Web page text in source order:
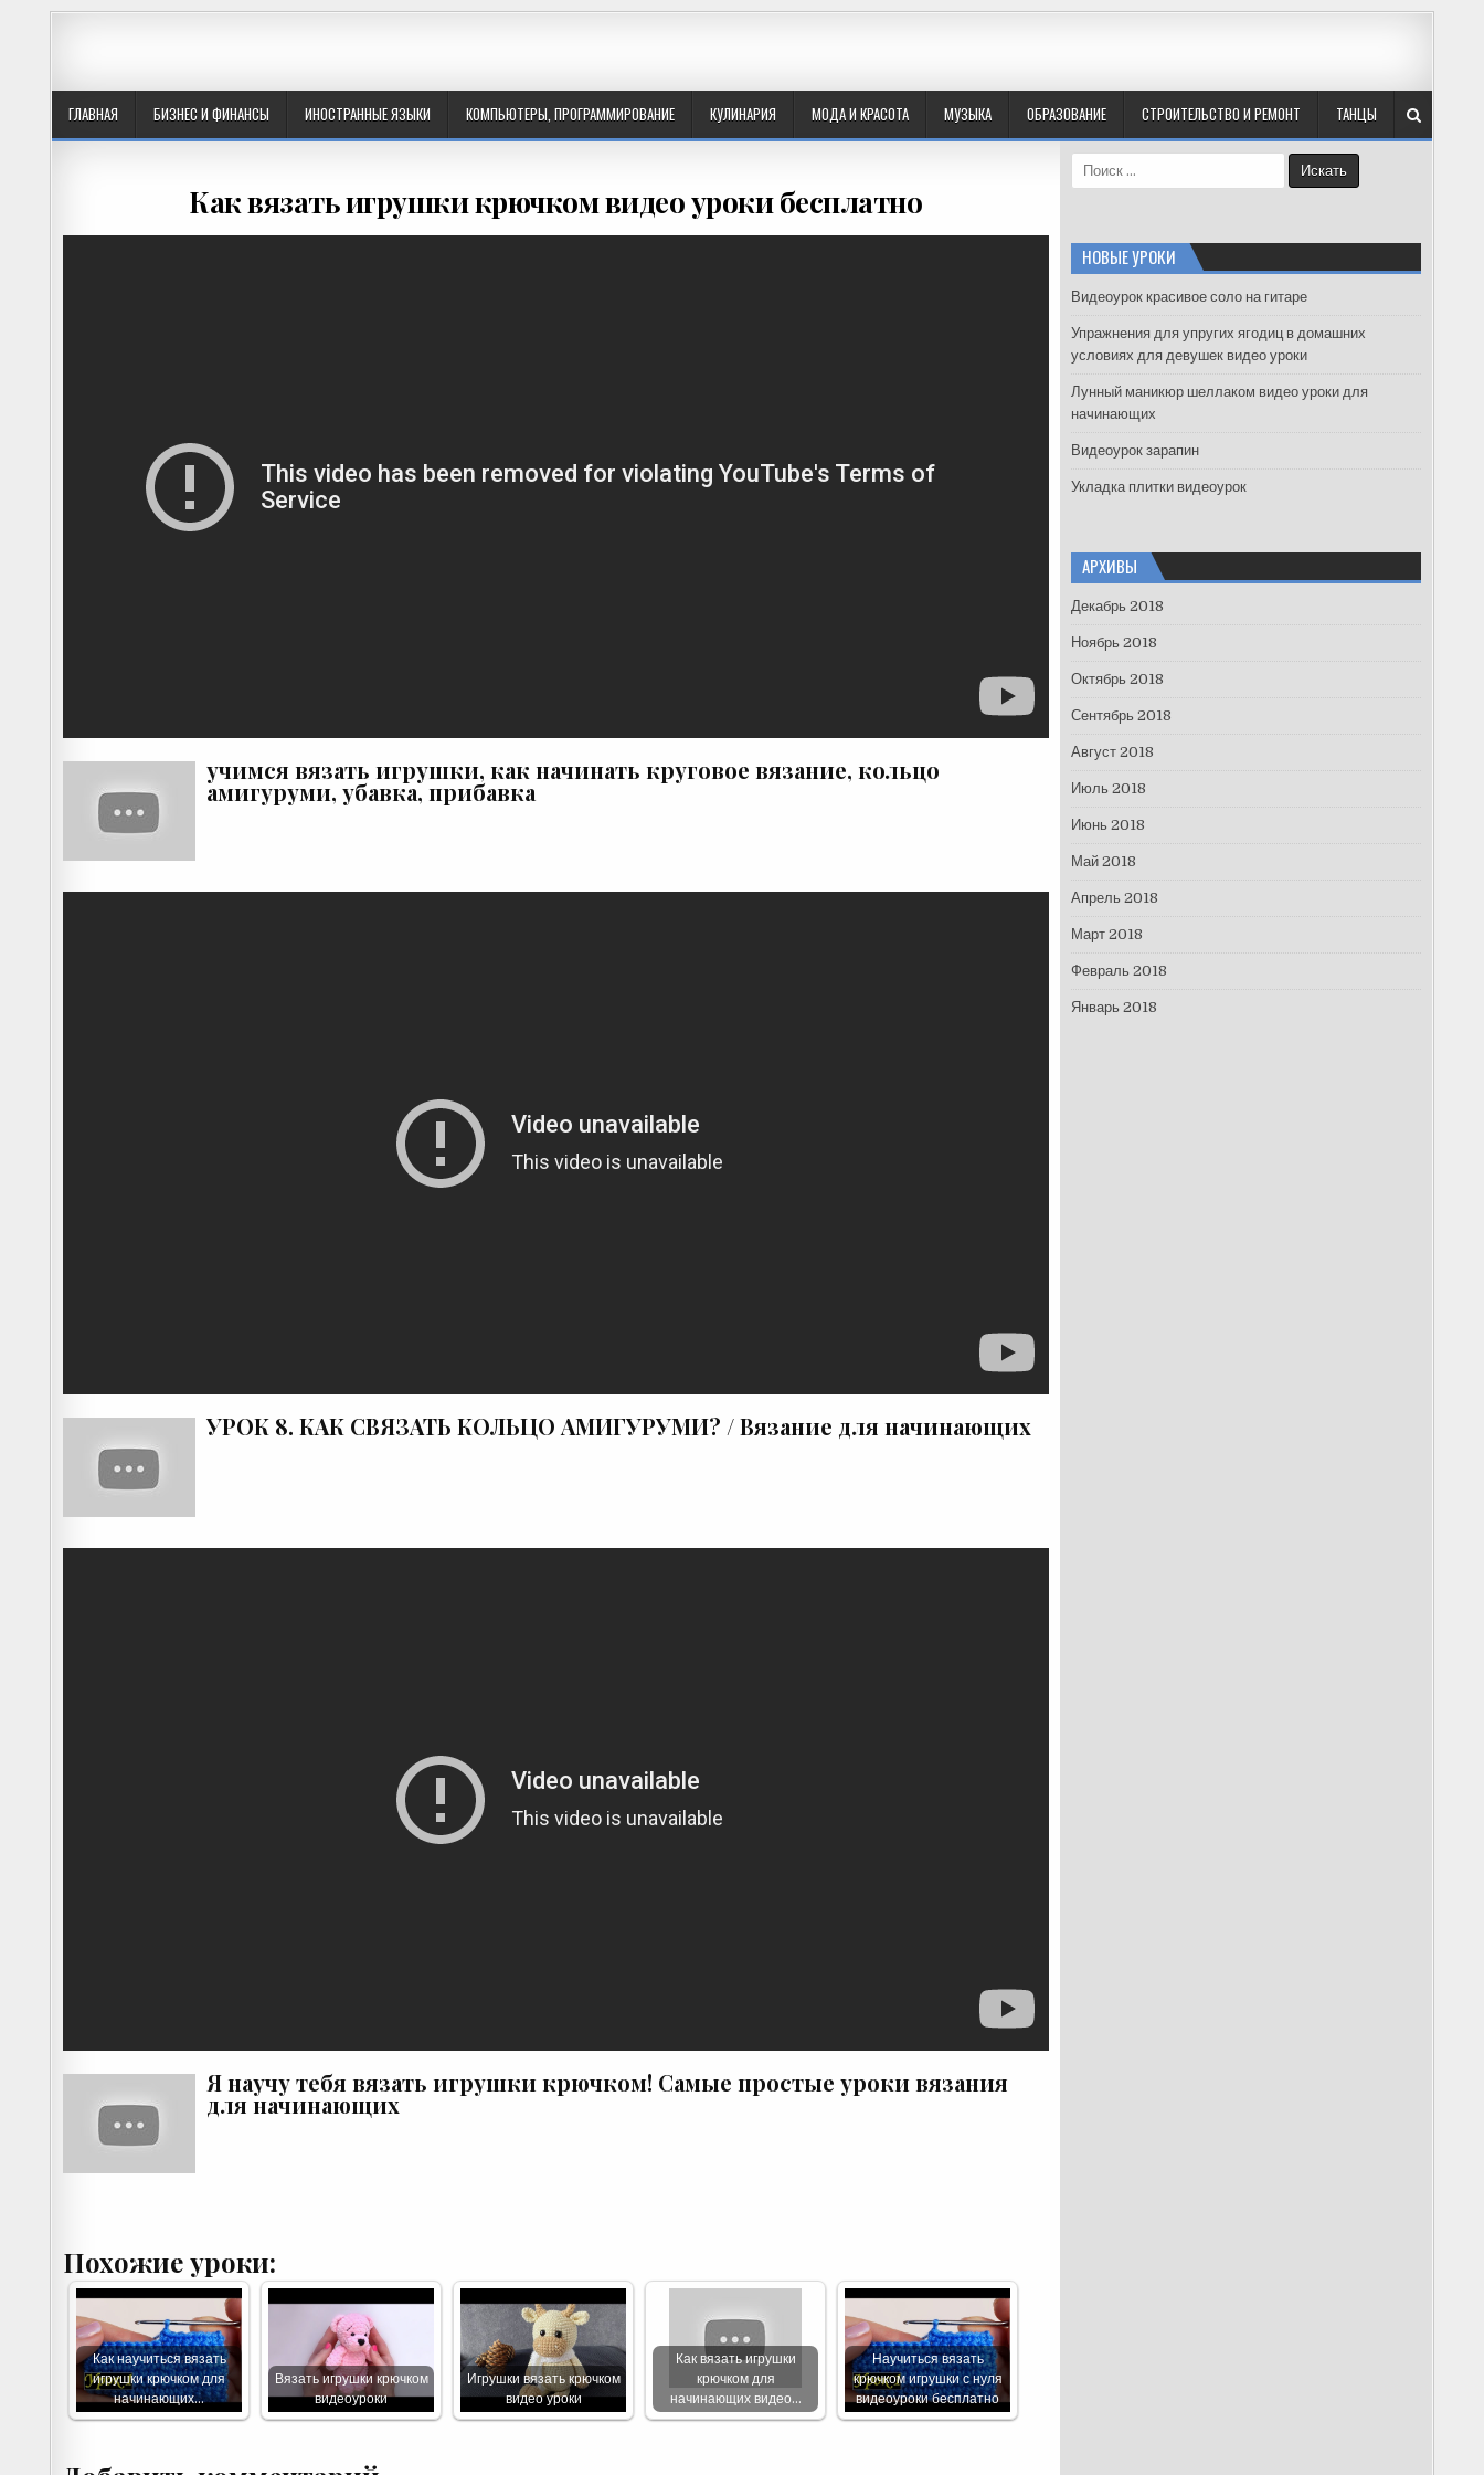
ГЛАВНАЯ БИЗНЕС И ФИНАНСЫ ИНОСТРАННЫЕ ЯЗЫКИ КОМПЬЮТЕРЫ, ПРОГРАММИРОВАНИЕ КУЛИНАРИЯ МОДА И КРАСОТА МУЗЫКА ОБРАЗОВАНИЕ СТРОИТЕЛЬСТВО И РЕМОНТ ТАНЦЫ
Как вязать игрушки крючком видео уроки бесплатно
учимся вязать игрушки, как начинать круговое вязание, кольцо
амигуруми, убавка, прибавка
УРОК 8. КАК СВЯЗАТЬ КОЛЬЦО АМИГУРУМИ? / Вязание для начинающих
Я научу тебя вязать игрушки крючком! Самые простые уроки вязания
для начинающих
Похожие уроки:
Как научиться вязать
игрушки крючком для
начинающих…
Вязать игрушки крючком
видеоуроки
Игрушки вязать крючком
видео уроки
Как вязать игрушки
крючком для
начинающих видео…
Научиться вязать
крючком игрушки с нуля
видеоуроки бесплатно
e
h
f
r
:
НОВЫЕ УРОКИ
Видеоурок красивое соло на гитаре
Упражнения для упругих ягодиц в домашних
условиях для девушек видео уроки
Лунный маникюр шеллаком видео уроки для
начинающих
Видеоурок зарапин
Укладка плитки видеоурок
АРХИВЫ
Декабрь 2018
Ноябрь 2018
Октябрь 2018
Сентябрь 2018
Август 2018
Июль 2018
Июнь 2018
Май 2018
Апрель 2018
Март 2018
Февраль 2018
Январь 2018